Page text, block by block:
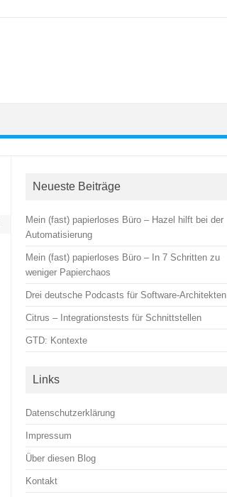
Neueste Beiträge
Mein (fast) papierloses Büro – Hazel hilft bei der
Automatisierung
Mein (fast) papierloses Büro – In 7 Schritten zu
weniger Papierchaos
Drei deutsche Podcasts für Software-Architekten
Citrus – Integrationstests für Schnittstellen
GTD: Kontexte
Links
Datenschutzerklärung
Impressum
Über diesen Blog
Kontakt